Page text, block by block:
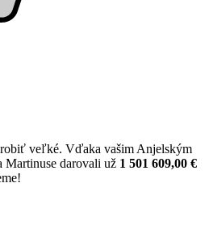
veľké. Vďaka vašim Anjelským
Martinuse darovali už 1 501 609,00 €